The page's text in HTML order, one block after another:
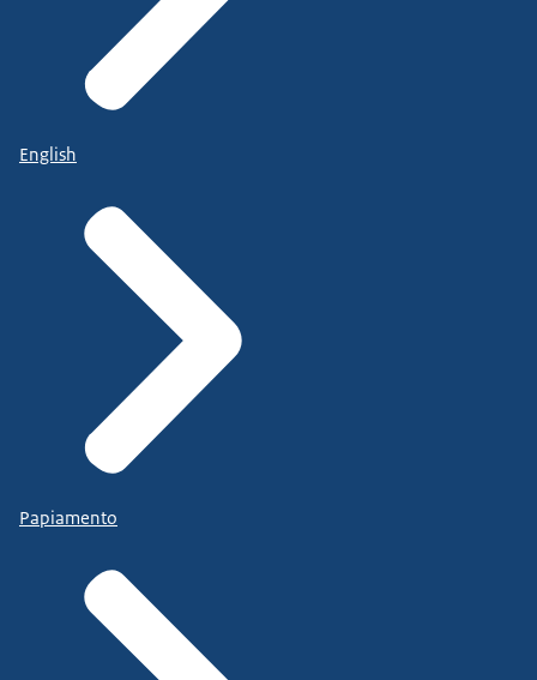
English
Papiamento